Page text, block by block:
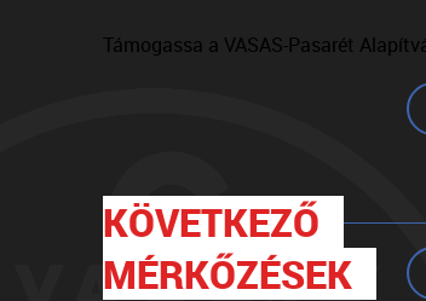
Támogassa a VASAS-Pasarét
KÖVETKEZŐ
MÉRKŐZÉSEK